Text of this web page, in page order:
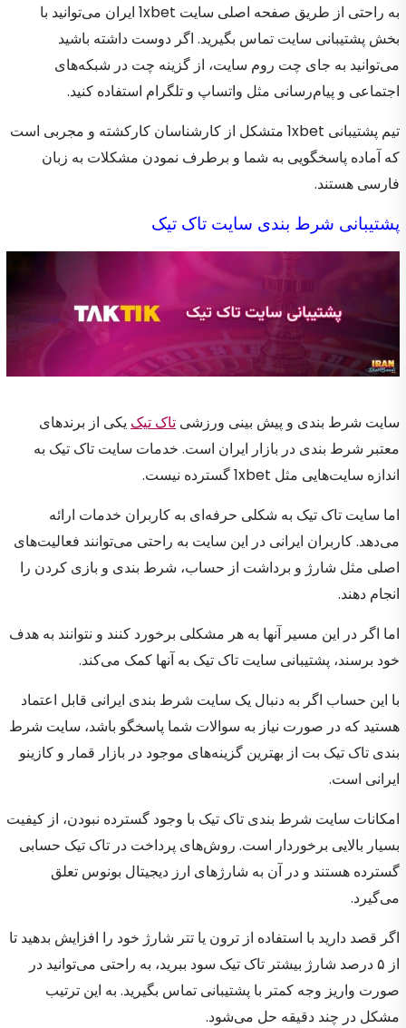
به راحتی از طریق صفحه اصلی سایت 1xbet ایران می‌توانید با
بخش پشتیبانی سایت تماس بگیرید. اگر دوست داشته باشید
می‌توانید به جای چت روم سایت، از گزینه چت در شبکه‌های
اجتماعی و پیام‌رسانی مثل واتساپ و تلگرام استفاده کنید.
تیم پشتیبانی 1xbet متشکل از کارشناسان کارکشته و مجربی است
که آماده پاسخگویی به شما و برطرف نمودن مشکلات به زبان
فارسی هستند.
پشتیبانی شرط بندی سایت تاک تیک
سایت شرط بندی و پیش بینی ورزشی تاک تیک یکی از برندهای
معتبر شرط بندی در بازار ایران است. خدمات سایت تاک تیک به
اندازه سایت‌هایی مثل 1xbet گسترده نیست.
اما سایت تاک تیک به شکلی حرفه‌ای به کاربران خدمات ارائه
می‌دهد. کاربران ایرانی در این سایت به راحتی می‌توانند فعالیت‌های
اصلی مثل شارژ و برداشت از حساب، شرط بندی و بازی کردن را
انجام دهند.
اما اگر در این مسیر آنها به هر مشکلی برخورد کنند و نتوانند به هدف
خود برسند،‌ پشتیبانی سایت تاک تیک به آنها کمک می‌کند.
با این حساب اگر به دنبال یک سایت شرط بندی ایرانی قابل اعتماد
هستید که در صورت نیاز به سوالات شما پاسخگو باشد، سایت شرط
بندی تاک تیک بت از بهترین گزینه‌های موجود در بازار قمار و کازینو
ایرانی است.
امکانات سایت شرط بندی تاک تیک با وجود گسترده نبودن، از کیفیت
بسیار بالایی برخوردار است. روش‌های پرداخت در تاک تیک حسابی
گسترده هستند و در آن به شارژهای ارز دیجیتال بونوس تعلق
می‌گیرد.
اگر قصد دارید با استفاده از ترون یا تتر شارژ خود را افزایش بدهید تا
از ۵ درصد شارژ بیشتر تاک تیک سود ببرید، به راحتی می‌توانید در
صورت واریز وجه کمتر با پشتیبانی تماس بگیرید. به این ترتیب
مشکل در چند دقیقه حل می‌شود.